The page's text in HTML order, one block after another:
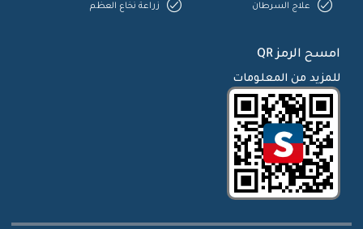
علاج السرطان زراعة نخاع العظم
امسح الرمز QR
للمزيد من المعلومات